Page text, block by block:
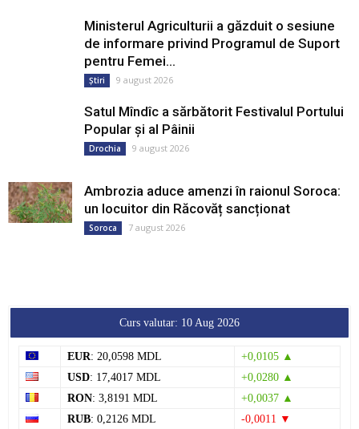
Ministerul Agriculturii a găzduit o sesiune
de informare privind Programul de Suport
pentru Femei...
Știri 9 august 2026
Satul Mîndîc a sărbătorit Festivalul Portului
Popular și al Pâinii
Drochia 9 august 2026
Ambrozia aduce amenzi în raionul Soroca:
un locuitor din Răcovăț sancționat
Soroca 7 august 2026
Curs valutar: 10 Aug 2026
EUR: 20,0598 MDL
+0,0105 ▲
USD: 17,4017 MDL
+0,0280 ▲
RON: 3,8191 MDL
+0,0037 ▲
RUB: 0,2126 MDL
-0,0011 ▼